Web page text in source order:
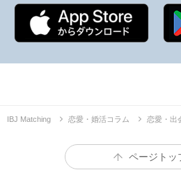
IBJ Matching 恋愛・婚活コラム 恋愛・出
ページトッ